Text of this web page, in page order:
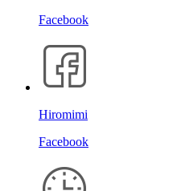
Facebook
Hiromimi
Facebook